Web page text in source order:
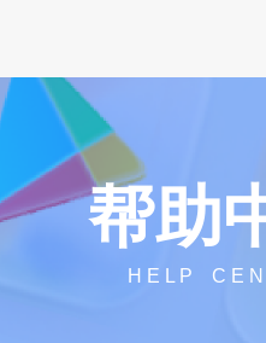
帮助
H E L P C E N